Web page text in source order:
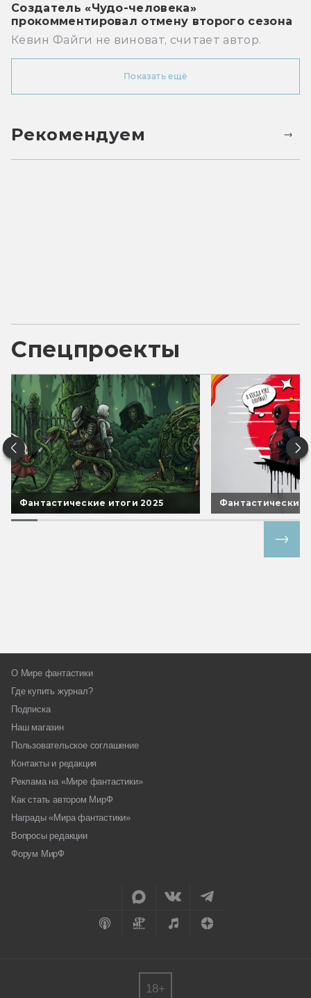
Создатель «Чудо-человека»
прокомментировал отмену второго сезона
Кевин Файги не виноват, считает автор.
Показать ещё
Рекомендуем
Спецпроекты
Фантастические итоги 2025 Фантастические
О Мире фантастики
Где купить журнал?
Подписка
Наш магазин
Пользовательское соглашение
Контакты и редакция
Реклама на «Мире фантастики»
Как стать автором МирФ
Награды «Мира фантастики»
Вопросы редакции
Форум МирФ
18+